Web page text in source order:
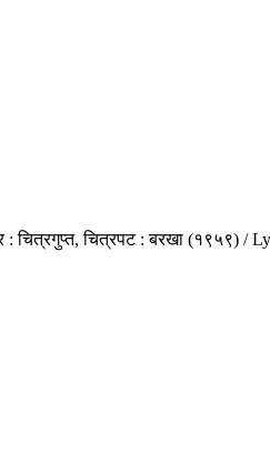
: चित्रगुप्त, चित्रपट : बरखा (१९५९)